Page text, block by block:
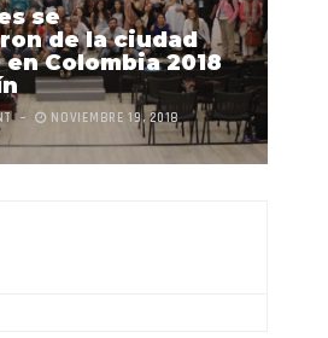
se
de la ciudad
en Colombia 2018
NOVIEMBRE 19, 2018